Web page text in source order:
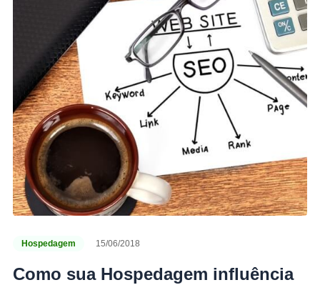
Hospedagem 15/06/2018
Como sua Hospedagem influência